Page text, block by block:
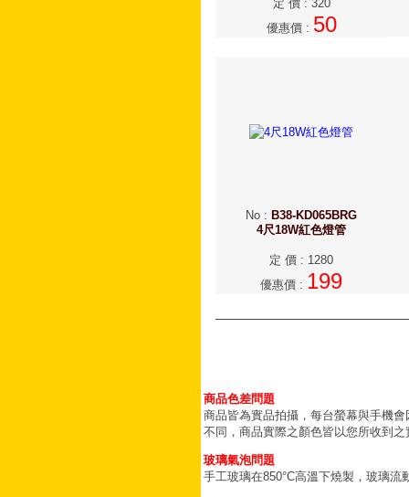
定 價: 320
優惠價: 50
No : B38-KD065BRG
4尺18W紅色燈管
定 價 : 1280
優惠價 : 199
商品色差問題
商品皆為實品拍攝，每台螢幕與手機
不同，商品實際之顏色皆以您所收到之
玻璃氣泡問題
手工玻璃在850°C高溫下燒製，玻璃